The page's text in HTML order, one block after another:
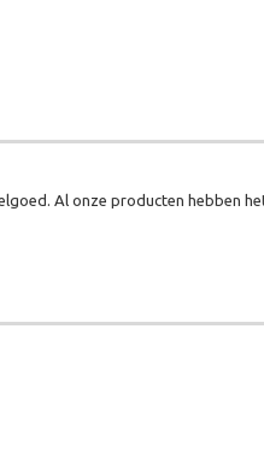
Al onze producten hebben